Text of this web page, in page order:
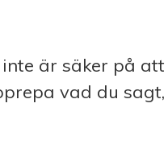
är säker på att
vad du sagt,